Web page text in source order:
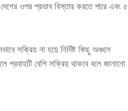
ওপর প্রভাব বিস্তার করতে পারে এবং ৫
সক্রিয় না হয়ে নির্দিষ্ট কিছু অঞ্চলে
প্রবাহটি বেশি সক্রিয় থাকবে বলে জানানো